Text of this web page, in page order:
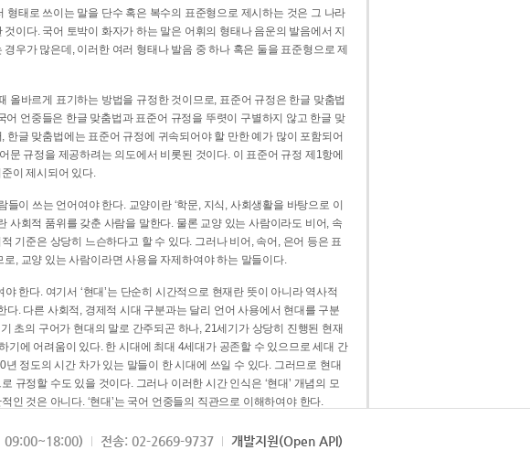
형태로 쓰이는 말을 단수 혹은 복수의 표준형으로 제시하는 것은 그 나라
이다. 국어 토박이 화자가 하는 말은 어휘의 형태나 음운의 발음에서 지
우가 많은데, 이러한 여러 형태나 발음 중 하나 혹은 둘을 표준형으로 제
올바르게 표기하는 방법을 규정한 것이므로, 표준어 규정은 한글 맞춤법
어 언중들은 한글 맞춤법과 표준어 규정을 뚜렷이 구별하지 않고 한글 맞
한글 맞춤법에는 표준어 규정에 귀속되어야 할 만한 예가 많이 포함되어
문 규정을 제공하려는 의도에서 비롯된 것이다. 이 표준어 규정 제1항에
이 제시되어 있다.
이 쓰는 언어여야 한다. 교양이란 ‘학문, 지식, 사회생활을 바탕으로 이
사회적 품위를 갖춘 사람을 말한다. 물론 교양 있는 사람이라도 비어, 속
기준은 상당히 느슨하다고 할 수 있다. 그러나 비어, 속어, 은어 등은 표
, 교양 있는 사람이라면 사용을 자제하여야 하는 말들이다.
한다. 여기서 ‘현대’는 단순히 시간적으로 현재란 뜻이 아니라 역사적
. 다른 사회적, 경제적 시대 구분과는 달리 언어 사용에서 현대를 구분
초의 구어가 현대의 말로 간주되곤 하나, 21세기가 상당히 진행된 현재
기에 어려움이 있다. 한 시대에 최대 4세대가 공존할 수 있으므로 세대 간
정도의 시간 차가 있는 말들이 한 시대에 쓰일 수 있다. 그러므로 현대
규정할 수도 있을 것이다. 그러나 이러한 시간 인식은 ‘현대’ 개념의 모
인 것은 아니다. ‘현대’는 국어 언중들의 직관으로 이해하여야 한다.
다. 이는 표준어의 공용어적 성격을 가장 크게 드러내 주는 기준이다.
09:00~18:00) 전송: 02-2669-9737 개발지원(Open API)